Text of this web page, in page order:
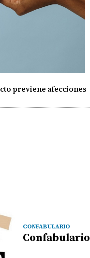
previene afecciones
CONFABULARIO
Confabulario